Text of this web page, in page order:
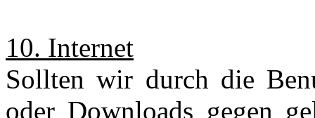
10. Internet
Sollten wir durch die
oder Downloads gegen